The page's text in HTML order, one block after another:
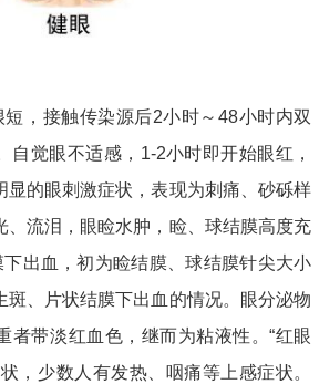
短，接触传染源后2小时～48小时内双
自觉眼不适感，1-2小时即开始眼红，
显的眼刺激症状，表现为刺痛、砂砾样
、流泪，眼睑水肿，睑、球结膜高度充
下出血，初为睑结膜、球结膜针尖大小
斑、片状结膜下出血的情况。眼分泌物
者带淡红血色，继而为粘液性。“红眼
，少数人有发热、咽痛等上感症状。